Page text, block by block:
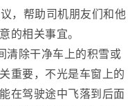
帮助司机朋友们和他
的相关事宜。
除干净车上的积雪或
重要，不光是车窗上的
在驾驶途中飞落到后面